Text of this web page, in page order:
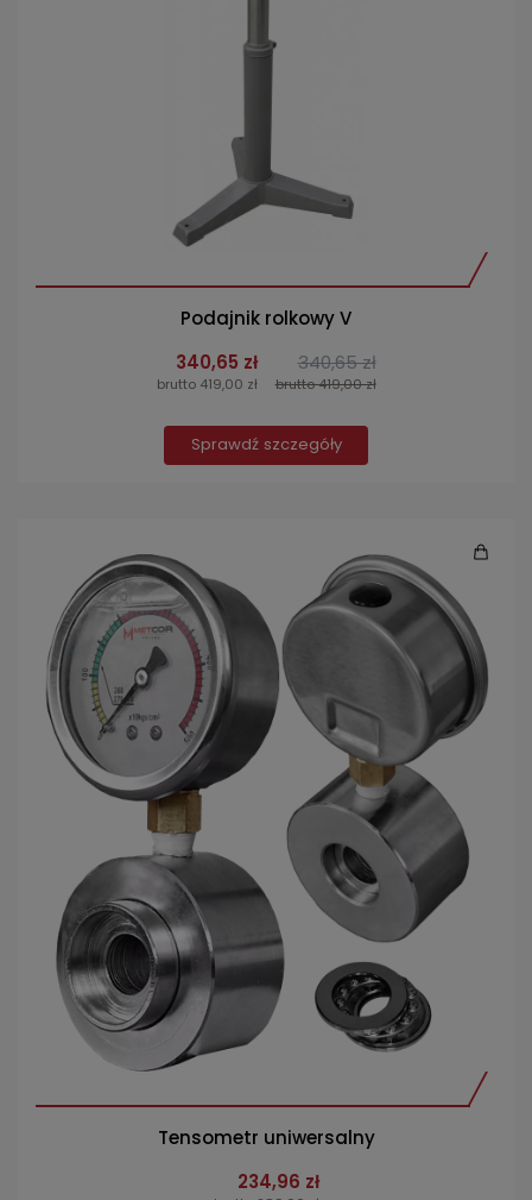
Podajnik rolkowy V
340,65 zł
brutto 419,00 zł
340,65 zł
brutto 419,00 zł
Sprawdź szczegóły
Tensometr uniwersalny
234,96 zł